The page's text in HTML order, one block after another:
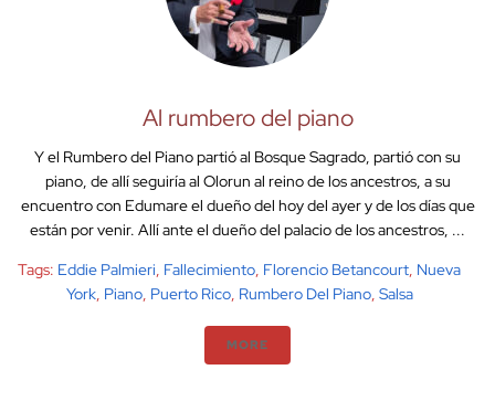
Al rumbero del piano
Y el Rumbero del Piano partió al Bosque Sagrado, partió con su
piano, de allí seguiría al Olorun al reino de los ancestros, a su
encuentro con Edumare el dueño del hoy del ayer y de los días que
están por venir. Allí ante el dueño del palacio de los ancestros, ...
Tags: Eddie Palmieri, Fallecimiento, Florencio Betancourt, Nueva
York, Piano, Puerto Rico, Rumbero Del Piano, Salsa
MORE